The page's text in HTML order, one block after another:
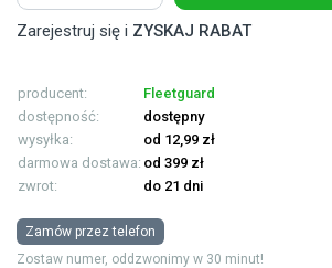
Zarejestruj się i ZYSKAJ RABAT
producent:
Fleetguard
dostępność:
dostępny
wysyłka:
od 12,99 zł
darmowa dostawa: od 399 zł
zwrot:
do 21 dni
Zamów przez telefon
Zostaw numer, oddzwonimy w 30 minut!